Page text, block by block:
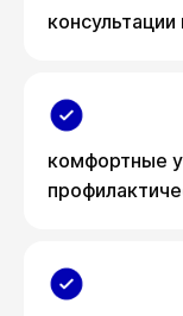
комфортные